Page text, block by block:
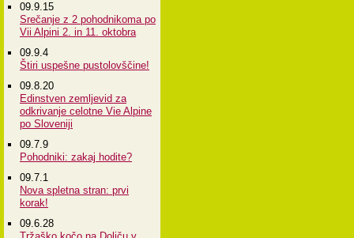
09.9.15
Srečanje z 2 pohodnikoma po
Vii Alpini 2. in 11. oktobra
09.9.4
Štiri uspešne pustolovščine!
09.8.20
Edinstven zemljevid za
odkrivanje celotne Vie Alpine
po Sloveniji
09.7.9
Pohodniki: zakaj hodite?
09.7.1
Nova spletna stran: prvi
korak!
09.6.28